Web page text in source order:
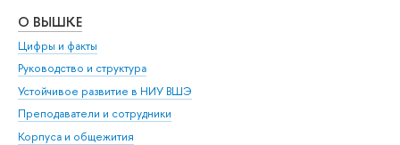
О ВЫШКЕ
Цифры и факты
Руководство и структура
Устойчивое развитие в НИУ ВШЭ
Преподаватели и сотрудники
Корпуса и общежития